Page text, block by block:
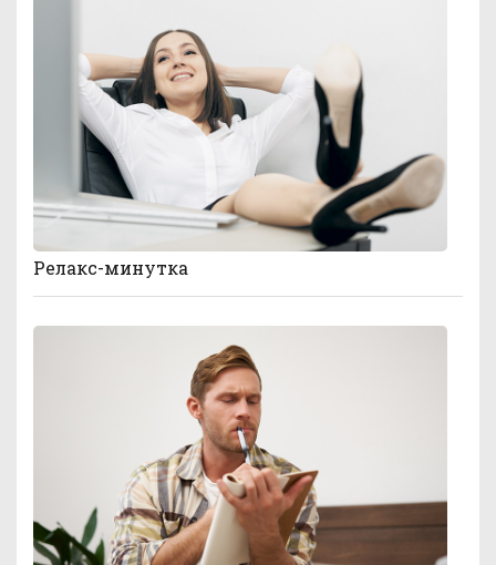
Релакс-минутка